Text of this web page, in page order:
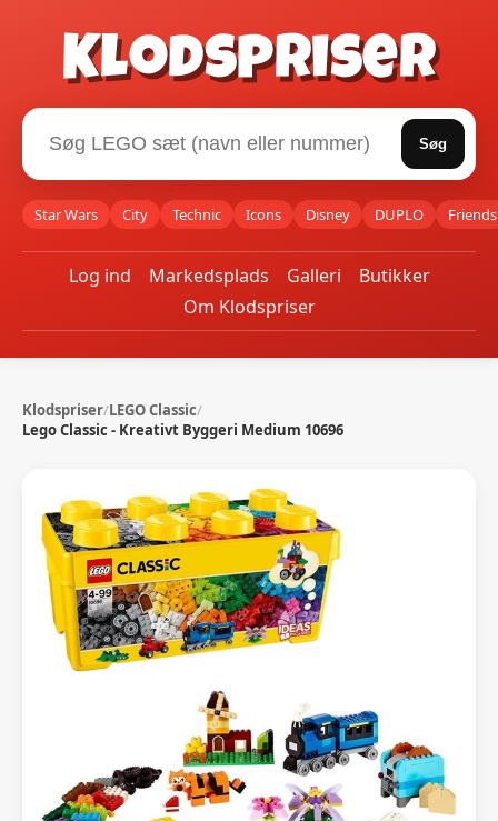
Klodspriser
Søg
Star Wars City Technic Icons Disney DUPLO Friends
Log ind Markedsplads Galleri
Butikker
Om Klodspriser
Klodspriser/LEGO Classic/
Lego Classic - Kreativt Byggeri Medium 10696